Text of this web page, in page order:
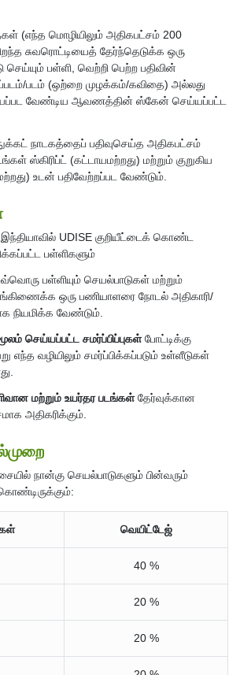
(எந்த மொழியிலும் அதிகபட்சம் 200
சுவரொட்டியைத் தேர்ந்தெடுக்க ஒரு
செய்யும் பள்ளி, வெற்றி பெற்ற பதிவின்
படம் (ஒற்றை முழக்கம்/கவிதை) அல்லது
வேண்டிய ஆவணத்தின் ஸ்கேன் செய்யப்பட்ட
நாடகத்தைப் பதிவுசெய்த அதிகபட்சம்
ஸ்கிரிப்ட் (கட்டாயமற்றது) மற்றும் குறுகிய
உடன் பதிவேற்றப்பட வேண்டும்.
UDISE குறியீட்டைக் கொண்ட
பள்ளிகளும்
பள்ளியும் செயல்பாடுகள் மற்றும்
ஒரு பணியாளரை நோடல் அதிகாரி/
நியமிக்க வேண்டும்.
செய்யப்பட்ட சமர்ப்பிப்புகள்போட்டிக்கு
எந்த வழியிலும் சமர்ப்பிக்கப்படும் உள்ளீடுகள்
மற்றும் உயர்தர படங்கள்தேர்வுக்கான
அதிகரிக்கும்.
நான்கு செயல்பாடுகளும் பின்வரும்
வெயிட்டேஜ்
40 %
20 %
20 %